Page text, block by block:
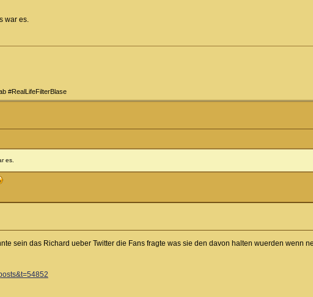
war es.
#RealLifeFilterBlase
es.
sein das Richard ueber Twitter die Fans fragte was sie den davon halten wuerden wenn